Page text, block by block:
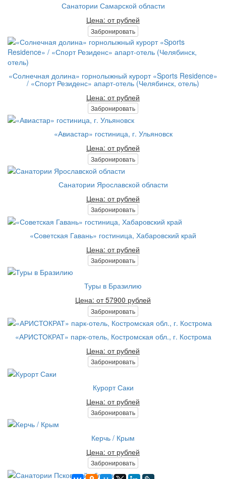
Санатории Самарской области
Цена: от рублей
Забронировать
«Солнечная долина» горнолыжный курорт «Sports Residence»
/ «Спорт Резиденс» апарт-отель (Челябинск, отель)
Цена: от рублей
Забронировать
«Авиастар» гостиница, г. Ульяновск
Цена: от рублей
Забронировать
Санатории Ярославской области
Цена: от рублей
Забронировать
«Советская Гавань» гостиница, Хабаровский край
Цена: от рублей
Забронировать
Туры в Бразилию
Цена: от 57900 рублей
Забронировать
«АРИСТОКРАТ» парк-отель, Костромская обл., г. Кострома
Цена: от рублей
Забронировать
Курорт Саки
Цена: от рублей
Забронировать
Керчь / Крым
Цена: от рублей
Забронировать